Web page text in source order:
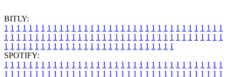
BITLY:
1 1 1 1 1 1 1 1 1 1 1 1 1 1 1 1 1 1 1 1 1 1 1 1 1 1 1 1 1 1 1 1 1 1 1 1
1 1 1 1 1 1 1 1 1 1 1 1 1 1 1 1 1 1 1 1 1 1 1 1 1 1 1 1 1 1 1 1 1 1 1 1
1 1 1 1 1 1 1 1 1 1 1 1 1 1 1 1 1 1 1 1 1 1 1 1 1 1 1 1
SPOTIFY:
1 1 1 1 1 1 1 1 1 1 1 1 1 1 1 1 1 1 1 1 1 1 1 1 1 1 1 1 1 1 1 1 1 1 1 1
1 1 1 1 1 1 1 1 1 1 1 1 1 1 1 1 1 1 1 1 1 1 1 1 1 1 1 1 1 1 1 1 1 1 1 1